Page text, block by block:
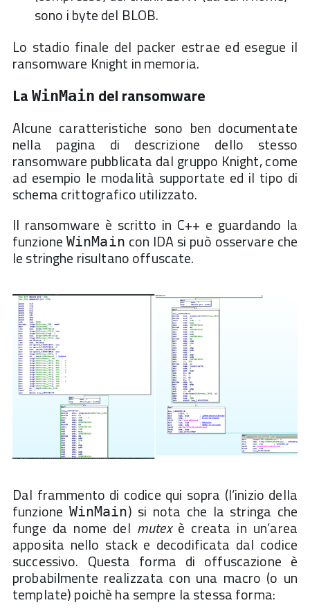
sono i byte del BLOB.
Lo stadio finale del packer estrae ed esegue il
ransomware Knight in memoria.
La WinMain del ransomware
Alcune caratteristiche sono ben documentate
nella pagina di descrizione dello stesso
ransomware pubblicata dal gruppo Knight, come
ad esempio le modalità supportate ed il tipo di
schema crittografico utilizzato.
Il ransomware è scritto in C++ e guardando la
funzione WinMain con IDA si può osservare che
le stringhe risultano offuscate.
Dal frammento di codice qui sopra (l’inizio della
funzione WinMain) si nota che la stringa che
funge da nome del mutexè creata in un’area
apposita nello stack e decodificata dal codice
successivo. Questa forma di offuscazione è
probabilmente realizzata con una macro (o un
template) poichè ha sempre la stessa forma: